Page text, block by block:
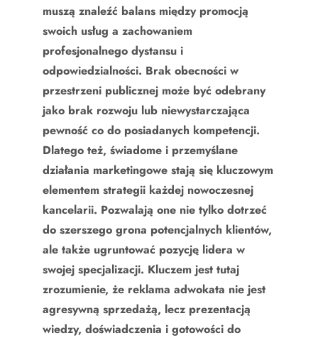
muszą znaleźć balans między promocją
swoich usług a zachowaniem
profesjonalnego dystansu i
odpowiedzialności. Brak obecności w
przestrzeni publicznej może być odebrany
jako brak rozwoju lub niewystarczająca
pewność co do posiadanych kompetencji.
Dlatego też, świadome i przemyślane
działania marketingowe stają się kluczowym
elementem strategii każdej nowoczesnej
kancelarii. Pozwalają one nie tylko dotrzeć
do szerszego grona potencjalnych klientów,
ale także ugruntować pozycję lidera w
swojej specjalizacji. Kluczem jest tutaj
zrozumienie, że reklama adwokata nie jest
agresywną sprzedażą, lecz prezentacją
wiedzy, doświadczenia i gotowości do